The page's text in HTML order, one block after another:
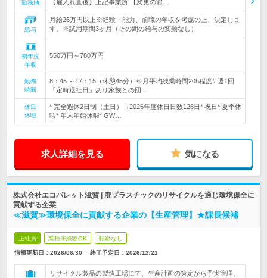
勤務地
【雇入れ直後】上記事業所 【変更の範…
給与
月給26万円以上※経験・能力、前職の年収を考慮の上、決定しま
す。※試用期間3ヶ月（その間の給与の変動なし）
初年度
年収
550万円～780万円
勤務
時間
8：45 ～17：15（休憩45分）※月平均残業時間20h程度# 週1回
「定時退社日」あり家族との団…
休日
休暇
* 完全週休2日制（土日）→2026年度休日日数126日* 祝日* 夏季休
暇* 年末年始休暇* GW…
求人詳細を見る 気になる
株式会社エコパレット滋賀 | 廃プラスチックのリサイクルを通じ環境保全に
貢献する企業
≪滋賀≫環境保全に貢献する企業の【生産管理】★課長候補
正社員 業種未経験OK 転勤なし
情報更新日：2026/06/30 終了予定日： 2026/12/21
リサイクル製品の製造工場にて、生産計画の策定から予実管理、